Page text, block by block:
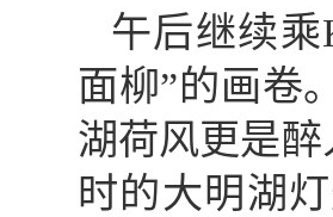
午后继续
面柳”的画卷
湖荷风更是
时的大明湖